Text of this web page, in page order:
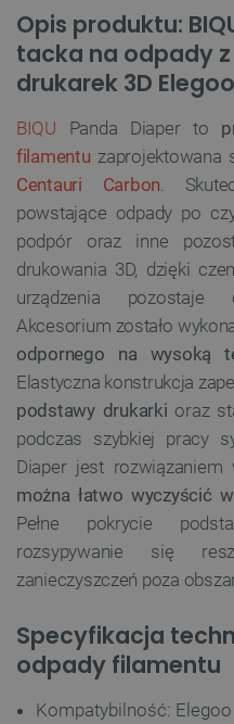
Opis produktu:
tacka na odpady
drukarek 3D
BIQU Panda Diaper to
filamentu zaprojektowana
Centauri Carbon.
powstające odpady po
podpór oraz inne
drukowania 3D, dzięki
urządzenia pozostaje
Akcesorium zostało
odpornego na wysoką
Elastyczna konstrukcja
podstawy drukarki oraz
podczas szybkiej pracy
Diaper jest
można łatwo wyczyścić
Pełne pokrycie
rozsypywanie się
zanieczyszczeń poza
Specyfikacja
odpady filamentu
Kompatybilność: